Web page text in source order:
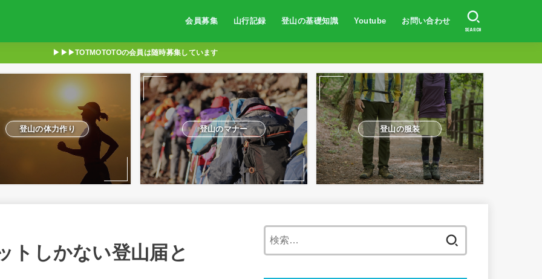
会員募集 山行記録 登山の基礎知識
登山初心者向け
登山の服装・持ち物
山の歩き方
防水対策
トレーニング方法
山岳事故・遭難対策
体験談
Youtube
登山初心者向け
富士山に登りたい人へ
登山での体験談
山の登り方
登山の服装
地図の読み方
日焼け対策
登山の体力作り
山岳遭難事故対策
お問い合わせ
SEARCH
▶︎▶︎▶︎TOTMOTOTOの会員は随時募集しています
登山の体力作り 登山のマナー 登山の服装
トしかない登山届と